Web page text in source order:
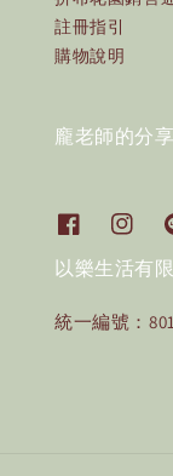
註冊指引
購物說明
龐老師的分
以樂生活有
統一編號：